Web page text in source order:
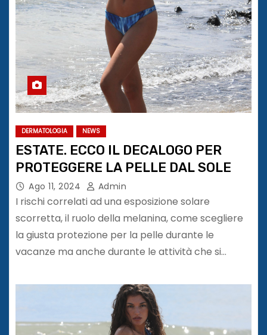
DERMATOLOGIA NEWS
ESTATE. ECCO IL DECALOGO PER
PROTEGGERE LA PELLE DAL SOLE
Ago 11, 2024 Admin
I rischi correlati ad una esposizione solare
scorretta, il ruolo della melanina, come scegliere
la giusta protezione per la pelle durante le
vacanze ma anche durante le attività che si…